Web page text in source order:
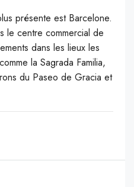
présente est Barcelone.
le centre commercial de
dans les lieux les
la Sagrada Familia,
du Paseo de Gracia et